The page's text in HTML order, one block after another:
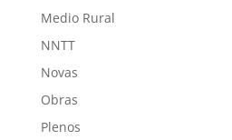
Medio Rural
NNTT
Novas
Obras
Plenos